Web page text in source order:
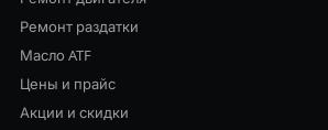
Ремонт раздатки
Масло ATF
Цены и прайс
Акции и скидки